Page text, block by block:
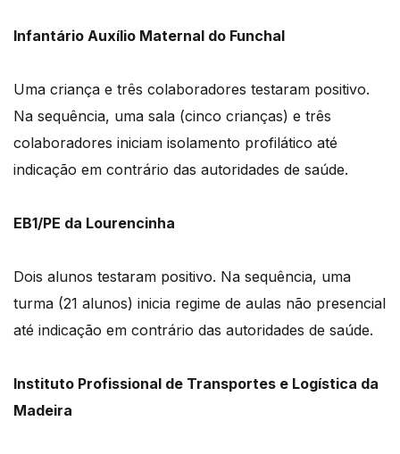
Infantário Auxílio Maternal do Funchal
Uma criança e três colaboradores testaram positivo.
Na sequência, uma sala (cinco crianças) e três
colaboradores iniciam isolamento profilático até
indicação em contrário das autoridades de saúde.
EB1/PE da Lourencinha
Dois alunos testaram positivo. Na sequência, uma
turma (21 alunos) inicia regime de aulas não presencial
até indicação em contrário das autoridades de saúde.
Instituto Profissional de Transportes e Logística da
Madeira